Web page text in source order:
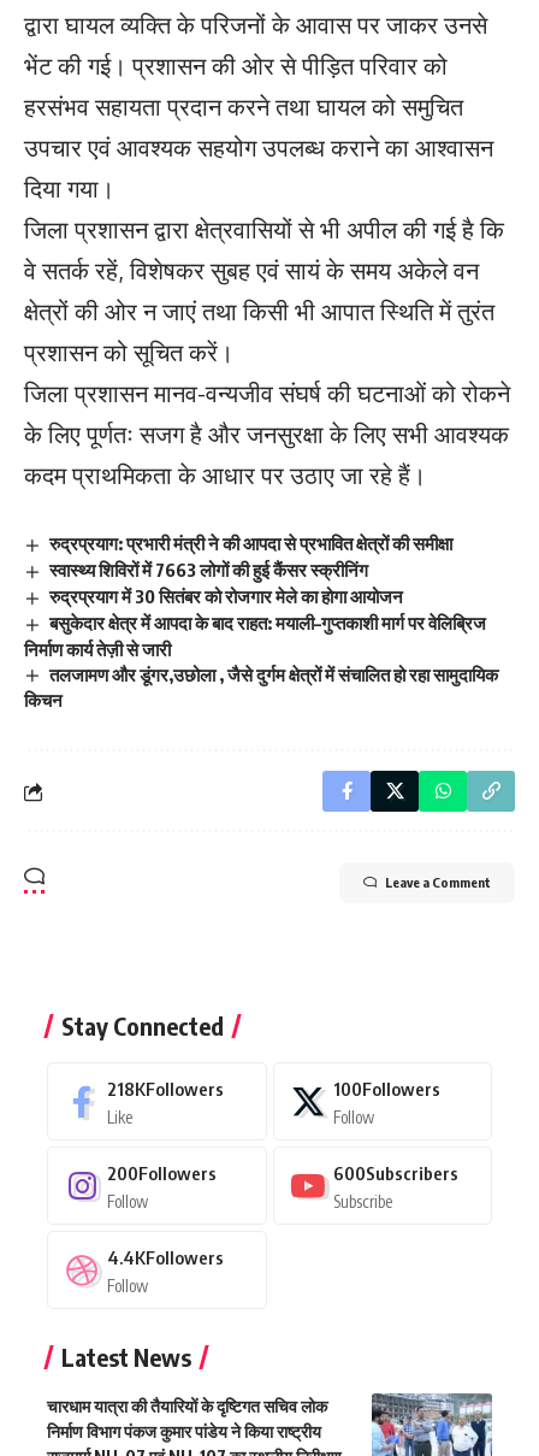
द्वारा घायल व्यक्ति के परिजनों के आवास पर जाकर उनसे
भेंट की गई। प्रशासन की ओर से पीड़ित परिवार को
हरसंभव सहायता प्रदान करने तथा घायल को समुचित
उपचार एवं आवश्यक सहयोग उपलब्ध कराने का आश्वासन
दिया गया।
जिला प्रशासन द्वारा क्षेत्रवासियों से भी अपील की गई है कि
वे सतर्क रहें, विशेषकर सुबह एवं सायं के समय अकेले वन
क्षेत्रों की ओर न जाएं तथा किसी भी आपात स्थिति में तुरंत
प्रशासन को सूचित करें।
जिला प्रशासन मानव-वन्यजीव संघर्ष की घटनाओं को रोकने
के लिए पूर्णतः सजग है और जनसुरक्षा के लिए सभी आवश्यक
कदम प्राथमिकता के आधार पर उठाए जा रहे हैं।
रुद्रप्रयाग: प्रभारी मंत्री ने की आपदा से प्रभावित क्षेत्रों की समीक्षा
स्वास्थ्य शिविरों में 7663 लोगों की हुई कैंसर स्क्रीनिंग
रुद्रप्रयाग में 30 सितंबर को रोजगार मेले का होगा आयोजन
बसुकेदार क्षेत्र में आपदा के बाद राहत: मयाली–गुप्तकाशी मार्ग पर वेलिब्रिज
निर्माण कार्य तेज़ी से जारी
तलजामण और डूंगर,उछोला , जैसे दुर्गम क्षेत्रों में संचालित हो रहा सामुदायिक
किचन
Leave a Comment
Stay Connected
218KFollowers
Like
100Followers
Follow
200Followers
Follow
600Subscribers
Subscribe
4.4KFollowers
Follow
Latest News
चारधाम यात्रा की तैयारियों के दृष्टिगत सचिव लोक
निर्माण विभाग पंकज कुमार पांडेय ने किया राष्ट्रीय